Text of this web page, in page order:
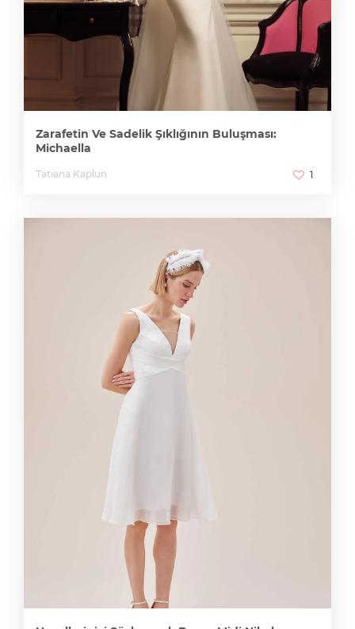
Zarafetin Ve Sadelik Şıklığının Buluşması:
Michaella
Tatiana Kaplun 1